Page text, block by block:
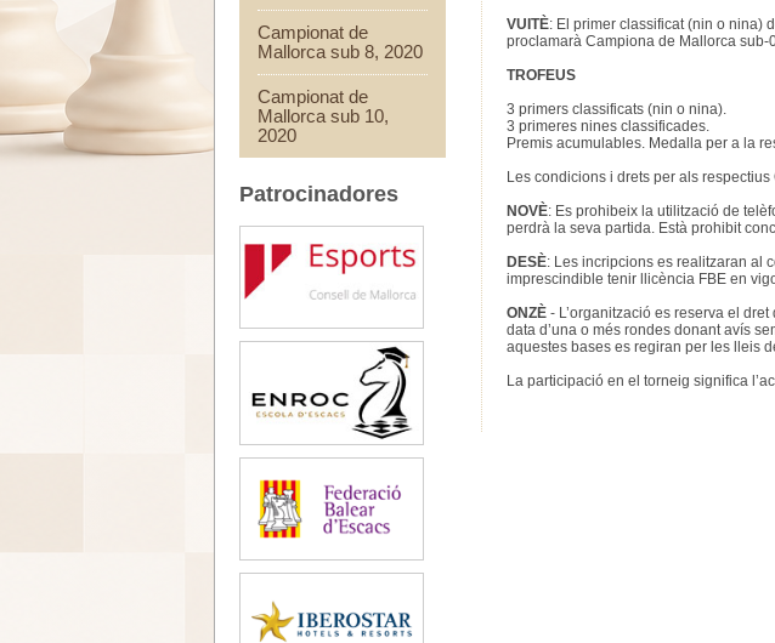
VUITÈ: El primer classificat (nin o nina)
proclamarà Campiona de Mallorca sub-
TROFEUS
3 primers classificats (nin o nina).
3 primeres nines classificades.
Premis acumulables. Medalla per a la
Les condicions i drets per als
NOVÈ: Es prohibeix la utilització de
perdrà la seva partida. Està prohibit
DESÈ: Les incripcions es realitzaran al
imprescindible tenir llicència FBE en
ONZÈ - L’organització es reserva el
data d’una o més rondes donant avís
aquestes bases es regiran per les lleis
La participació en el torneig significa
Campionat de
Mallorca sub 8, 2020
Campionat de
Mallorca sub 10,
2020
Patrocinadores